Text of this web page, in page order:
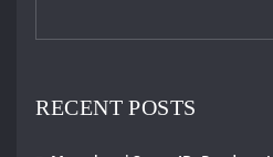
RECENT POSTS